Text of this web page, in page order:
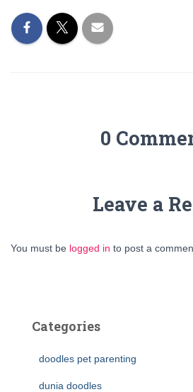
0
Leave a
You must be logged in to post a
Categories
doodles pet parenting
dunia doodles